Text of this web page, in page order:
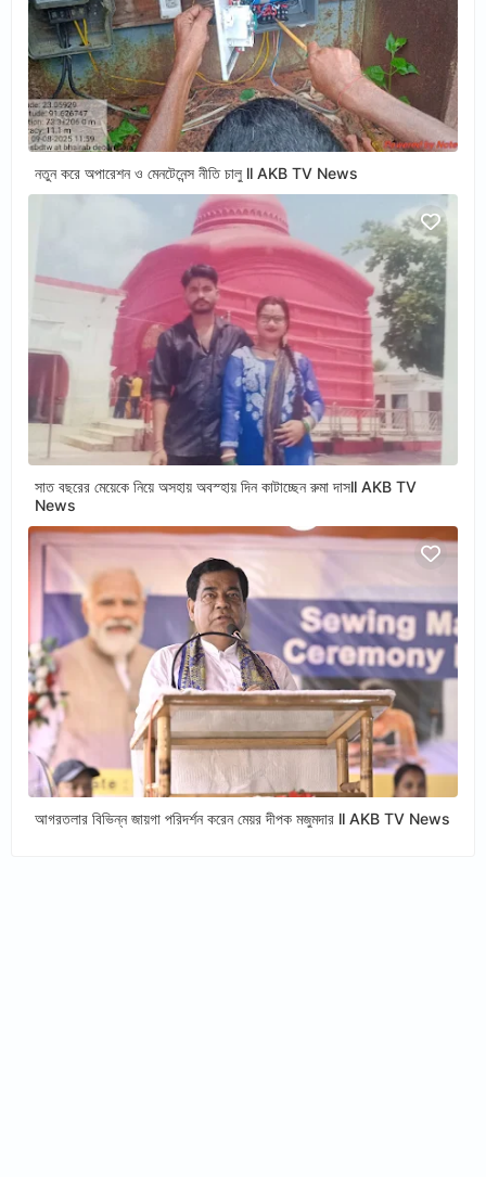
নতুন করে অপারেশন ও মেনটেনেন্স নীতি চালু ll AKB TV News
সাত বছরের মেয়েকে নিয়ে অসহায় অবস্হায় দিন কাটাচ্ছেন রুমা দাসll AKB TV
News
আগরতলার বিভিন্ন জায়গা পরিদর্শন করেন মেয়র দীপক মজুমদার ll AKB TV News